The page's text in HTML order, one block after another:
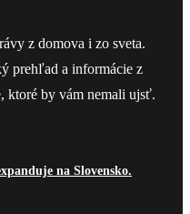
z domova i zo sveta.
prehľad a informácie z
ktoré by vám nemali ujsť.
na Slovensko.